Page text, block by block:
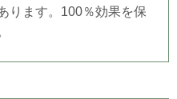
ります。100％効果を保